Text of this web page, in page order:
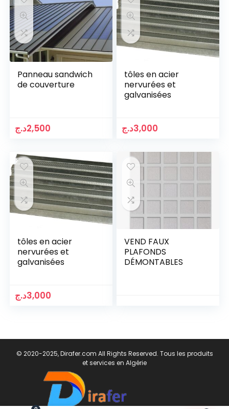
Panneau sandwich
de couverture
2,500د.ج
tôles en acier
nervurées et
galvanisées
3,000د.ج
tôles en acier
nervurées et
galvanisées
3,000د.ج
VEND FAUX
PLAFONDS
DÉMONTABLES
© 2020-2025, Dirafer.com All Rights Reserved. Tous les produits
et services en Algérie